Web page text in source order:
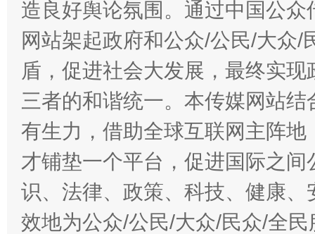
造良好舆论氛围。通过中国公
网站架起政府和公众/公民/大众
盾，促进社会大发展，最终实
三者的和谐统一。本传媒网站
有生力，借助全球互联网主阵
才铺垫一个平台，促进国际之
识、法律、政策、科技、健康
效地为公众/公民/大众/民众/全